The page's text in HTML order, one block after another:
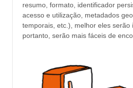
resumo, formato, identificador
acesso e utilização, metadados
temporais, etc.), melhor eles serão
portanto, serão mais fáceis de